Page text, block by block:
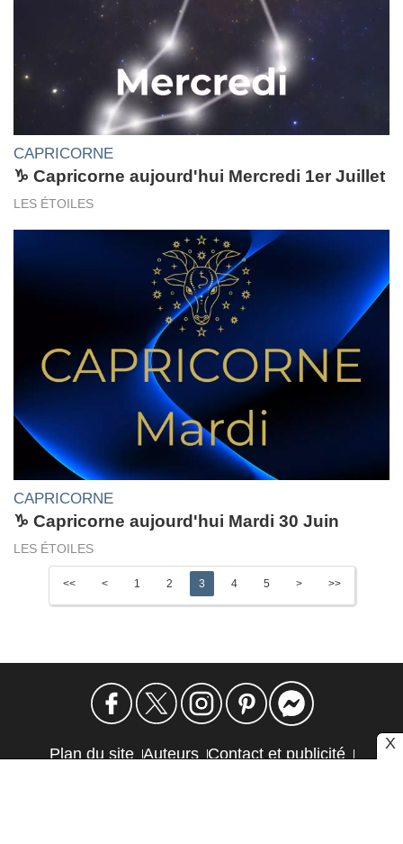
CAPRICORNE
♑ Capricorne aujourd'hui Mercredi 1er Juillet
LES ÉTOILES
CAPRICORNE
♑ Capricorne aujourd'hui Mardi 30 Juin
LES ÉTOILES
X
<< < 1 2 3 4 5 > >>
Plan du site Auteurs Contact et publicité